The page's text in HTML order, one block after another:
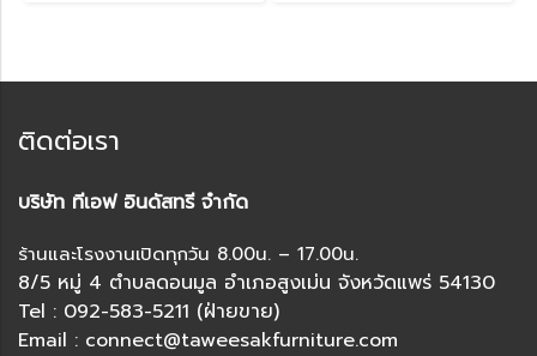
ติดต่อเรา
บริษัท ทีเอฟ อินดัสทรี จำกัด
ร้านและโรงงานเปิดทุกวัน 8.00น. – 17.00น.
8/5 หมู่ 4 ตำบลดอนมูล อำเภอสูงเม่น จังหวัดแพร่ 54130
Tel : 092-583-5211 (ฝ่ายขาย)
Email : connect@taweesakfurniture.com